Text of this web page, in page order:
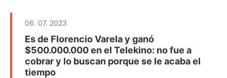
06. 07. 2023
Es de Florencio Varela y ganó
$500.000.000 en el Telekino: no fue a
cobrar y lo buscan porque se le acaba el
tiempo